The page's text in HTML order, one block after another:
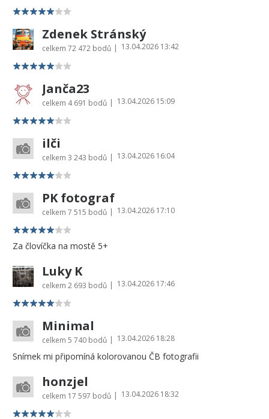
Zdenek Stránský
celkem 72 472 bodů | 13.04.2026 13:42
Janča23
celkem 4 691 bodů | 13.04.2026 15:09
ilči
celkem 3 243 bodů | 13.04.2026 16:04
PK fotograf
celkem 7 515 bodů | 13.04.2026 17:10
Za človíčka na mostě 5+
Luky K
celkem 2 693 bodů | 13.04.2026 17:46
Minimal
celkem 5 740 bodů | 13.04.2026 18:28
Snímek mi připomíná kolorovanou ČB fotografii
honzjel
celkem 17 597 bodů | 13.04.2026 18:32